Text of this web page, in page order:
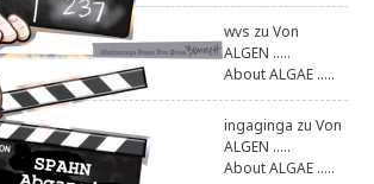
wvs zuVon
ALGEN .....
About ALGAE .....
ingaginga zuVon
ALGEN .....
About ALGAE .....